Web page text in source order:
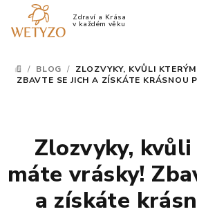
obsah
DOMŮ
/ BLOG / ZLOZVYKY, KVŮLI
ZBAVTE SE JICH A ZÍSKÁTE KRÁSNOU
Zlozvyky,
máte vrásky!
a získáte